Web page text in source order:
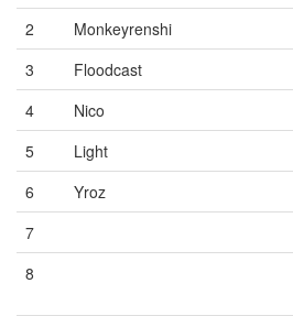
2
Monkeyrenshi
3
Floodcast
4
Nico
5
Light
6
Yroz
7
8